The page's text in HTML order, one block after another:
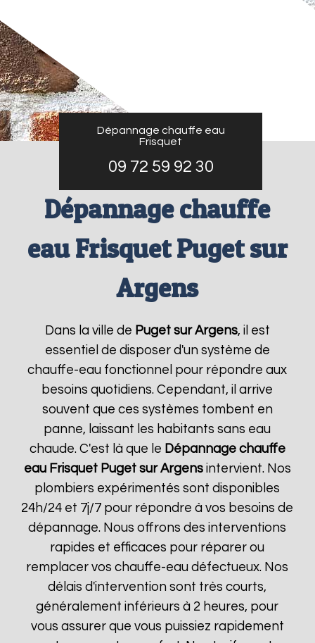
Dépannage chauffe eau
Frisquet
09 72 59 92 30
Dépannage chauffe
eau Frisquet Puget sur
Argens
Dans la ville de Puget sur Argens, il est
essentiel de disposer d'un système de
chauffe-eau fonctionnel pour répondre aux
besoins quotidiens. Cependant, il arrive
souvent que ces systèmes tombent en
panne, laissant les habitants sans eau
chaude. C'est là que le Dépannage chauffe
eau Frisquet Puget sur Argensintervient. Nos
plombiers expérimentés sont disponibles
24h/24 et 7j/7 pour répondre à vos besoins de
dépannage. Nous offrons des interventions
rapides et efficaces pour réparer ou
remplacer vos chauffe-eau défectueux. Nos
délais d'intervention sont très courts,
généralement inférieurs à 2 heures, pour
vous assurer que vous puissiez rapidement